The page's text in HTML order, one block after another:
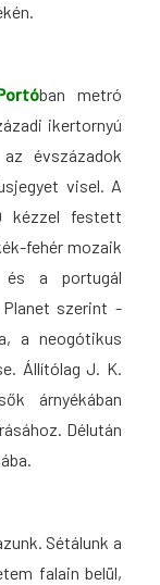
ban metró
ikertornyú
évszázadok
visel. A
kézzel festett
fehér mozaik
és a portugál
szerint -
a neogótikus
Állítólag J. K.
árnyékában
Délután
Sétálunk a
falain belül,